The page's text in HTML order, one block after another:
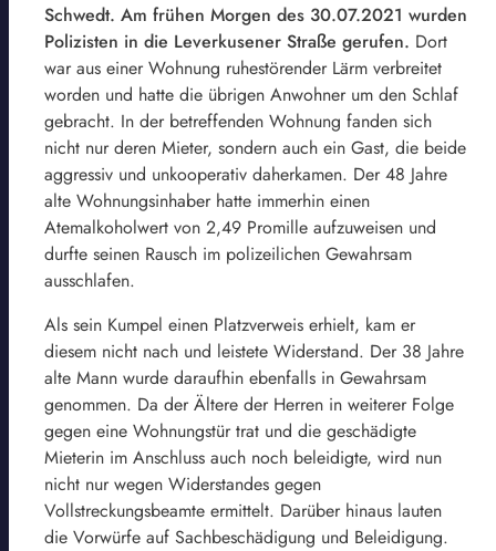
Schwedt. Am frühen Morgen des 30.07.2021 wurden
Polizisten in die Leverkusener Straße gerufen. Dort
war aus einer Wohnung ruhestörender Lärm verbreitet
worden und hatte die übrigen Anwohner um den Schlaf
gebracht. In der betreffenden Wohnung fanden sich
nicht nur deren Mieter, sondern auch ein Gast, die beide
aggressiv und unkooperativ daherkamen. Der 48 Jahre
alte Wohnungsinhaber hatte immerhin einen
Atemalkoholwert von 2,49 Promille aufzuweisen und
durfte seinen Rausch im polizeilichen Gewahrsam
ausschlafen.
Als sein Kumpel einen Platzverweis erhielt, kam er
diesem nicht nach und leistete Widerstand. Der 38 Jahre
alte Mann wurde daraufhin ebenfalls in Gewahrsam
genommen. Da der Ältere der Herren in weiterer Folge
gegen eine Wohnungstür trat und die geschädigte
Mieterin im Anschluss auch noch beleidigte, wird nun
nicht nur wegen Widerstandes gegen
Vollstreckungsbeamte ermittelt. Darüber hinaus lauten
die Vorwürfe auf Sachbeschädigung und Beleidigung.